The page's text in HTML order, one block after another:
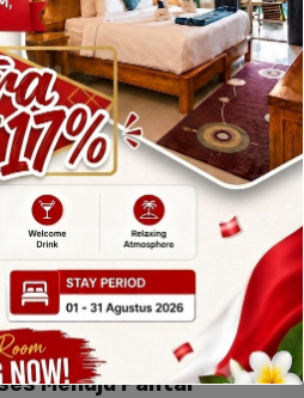
teknik dasar seperti
menjaga keseimbangan di
yang luas memberi ruang lebih
berlatih tanpa khawatir
lain. Beberapa
mulai membuka kelas
dengan instruktur yang
untuk segala usia.
Menuju Pantai